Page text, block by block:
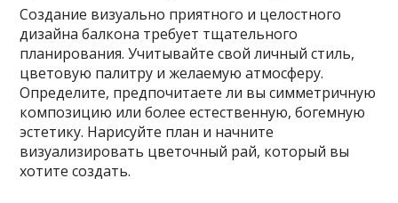
Создание визуально приятного и целостного
дизайна балкона требует тщательного
планирования. Учитывайте свой личный стиль,
цветовую палитру и желаемую атмосферу.
Определите, предпочитаете ли вы симметричную
композицию или более естественную, богемную
эстетику. Нарисуйте план и начните
визуализировать цветочный рай, который вы
хотите создать.